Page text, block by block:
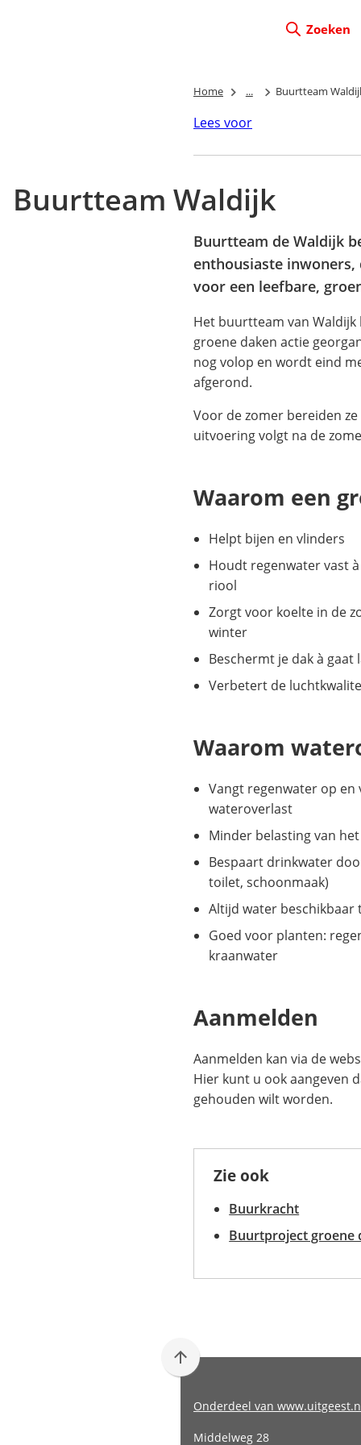
Zoeken
Home ... Buurtteam
Lees voor
Buurtteam Waldijk
Buurtteam de Waldijk
enthousiaste
voor een leefbare,
Het buurtteam van
groene daken actie
nog volop en wordt eind
afgerond.
Voor de zomer bereiden
uitvoering volgt na de
Waarom een
Helpt bijen en vlinders
Houdt regenwater vast
riool
Zorgt voor koelte in de
winter
Beschermt je dak à gaat
Verbetert de
Waarom
Vangt regenwater op
wateroverlast
Minder belasting van
Bespaart drinkwater
toilet, schoonmaak)
Altijd water
Goed voor planten:
kraanwater
Aanmelden
Aanmelden kan via de
Hier kunt u ook aangeven
gehouden wilt worden.
Zie ook
Buurkracht
Buurtproject groene
Scroll
boven
Onderdeel van
Middelweg 28